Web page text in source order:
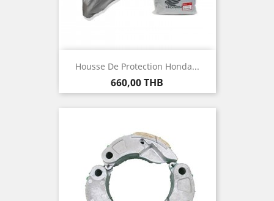
Housse De Protection Honda...
Prix
660,00 THB